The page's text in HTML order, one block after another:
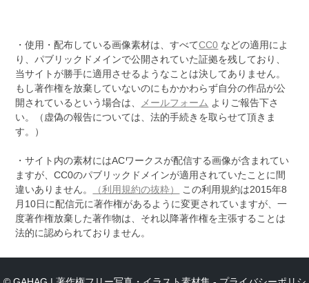
・使用・配布している画像素材は、すべてCC0 などの適用によ
り、パブリックドメインで公開されていた証拠を残しており、
当サイトが勝手に適用させるようなことは決してありません。
もし著作権を放棄していないのにもかかわらず自分の作品が公
開されているという場合は、
メールフォーム よりご報告下さ
い。（虚偽の報告については、法的手続きを取らせて頂きま
す。）
・サイト内の素材にはACワークスが配信する画像が含まれてい
ますが、CC0のパブリックドメインが適用されていたことに間
違いありません。
（利用規約の抜粋）
この利用規約は2015年8
月10日に配信元に著作権があるように変更されていますが、一
度著作権放棄した著作物は、それ以降著作権を主張することは
法的に認められておりません。